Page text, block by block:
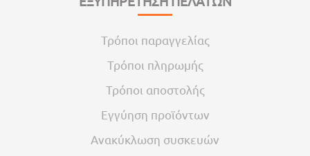
Τρόποι παραγγελίας
Τρόποι πληρωμής
Τρόποι αποστολής
Εγγύηση προϊόντων
Ανακύκλωση συσκευών